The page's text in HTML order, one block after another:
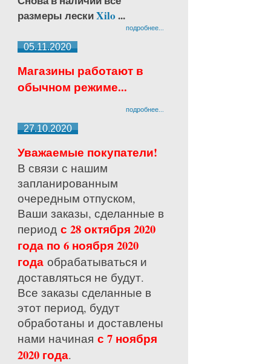
размеры лескиXilo...
подробнее...
05.11.2020
Магазины работают в
обычном режиме...
подробнее...
27.10.2020
Уважаемые покупатели!
В связи с нашим
запланированным
очередным отпуском,
Ваши заказы, сделанные в
период с 28 октября 2020
года по 6 ноября 2020
года обрабатываться и
доставляться не будут.
Все заказы сделанные в
этот период, будут
обработаны и доставлены
нами начиная с 7 ноября
2020 года.